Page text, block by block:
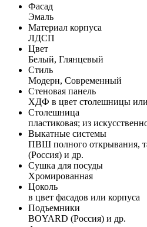
Фасад
Эмаль
Материал корпуса
ЛДСП
Цвет
Белый, Глянцевый
Стиль
Модерн, Современный
Стеновая панель
ХДФ в цвет столешницы
Столешница
пластиковая; из
Выкатные системы
ПВШ полного открывания,
(Россия) и др.
Сушка для посуды
Хромированная
Цоколь
в цвет фасадов или корпуса
Подъемники
BOYARD (Россия) и др.